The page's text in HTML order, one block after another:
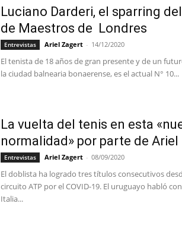
Luciano Darderi, el sparring
de Maestros de Londres
Entrevistas Ariel Zagert - 14/12/2020
El tenista de 18 años de gran presente y de un
la ciudad balnearia bonaerense, es el actual N° 10...
La vuelta del tenis en esta
normalidad» por parte de Ariel
Entrevistas Ariel Zagert - 08/09/2020
El doblista ha logrado tres títulos consecutivos
circuito ATP por el COVID-19. El uruguayo habló
Italia...